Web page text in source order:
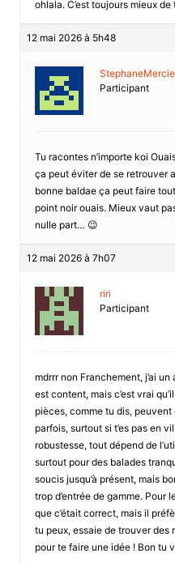
ohlala. C’est toujours mieux
12 mai 2026 à 5h48
Participant
Tu racontes n’importe koi
ça peut éviter de se retrouver
bonne baldae ça peut faire
point noir ouais. Mieux vaut
nulle part… 😉
12 mai 2026 à 7h07
riri
Participant
mdrrr non Franchement, j’ai
est content, mais c’est vrai
pièces, comme tu dis,
parfois, surtout si t’es pas en
robustesse, tout dépend de
surtout pour des balades
soucis jusqu’à présent, mais
trop d’entrée de gamme. Pour
que c’était correct, mais il
tu peux, essaie de trouver des
pour te faire une idée ! Bon tu